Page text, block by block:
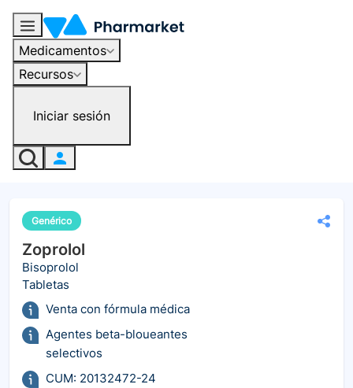
Medicamentos
Recursos
Iniciar sesión
Genérico
Zoprolol
Bisoprolol
Tabletas
Venta con fórmula médica
Agentes beta-bloueantes
selectivos
CUM: 20132472-24